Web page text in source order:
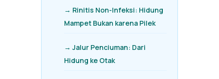
→ Rinitis Non-Infeksi: Hidung
Mampet Bukan karena Pilek
→ Jalur Penciuman: Dari
Hidung ke Otak